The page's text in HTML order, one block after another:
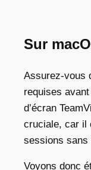
Sur
Assurez-vous
requises
d’écran
cruciale, car il
sessions
Voyons donc